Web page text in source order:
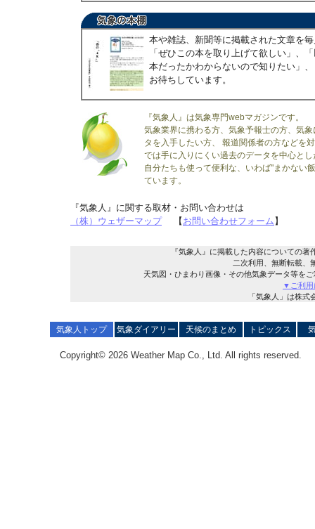
本や雑誌、新聞等に掲載された文章を
「ぜひこの本を取り上げて欲しい」、
本だったかわからないので知りたい」
お待ちしています。
『気象人』は気象専門webマガジンです。
気象業界に携わる方、気象予報士の方、気
タを入手したい方、 報道関係者の方などを
では手に入りにくい過去のデータを中心と
自分たちも使って便利な、いわば"まかない
ています。
『気象人』に関する取材・お問い合わせは
（株）ウェザーマップ【 お問い合わせフォーム 】
『気象人』に掲載した内容についての
二次利用、無断転載、
天気図・ひまわり画像・その他気象データ等を
▼ご利用
「気象人」は株
気象人トップ 気象ダイアリー 天候のまとめ トピックス
Copyright© 2026 Weather Map Co., Ltd. All rights reserved.